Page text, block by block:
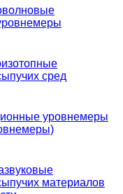
сред
уровнемеры
материалов